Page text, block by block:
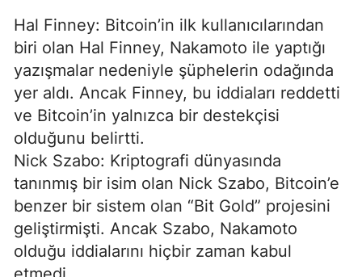
Hal Finney: Bitcoin’in ilk kullanıcılarından
biri olan Hal Finney, Nakamoto ile yaptığı
yazışmalar nedeniyle şüphelerin odağında
yer aldı. Ancak Finney, bu iddiaları reddetti
ve Bitcoin’in yalnızca bir destekçisi
olduğunu belirtti.
Nick Szabo: Kriptografi dünyasında
tanınmış bir isim olan Nick Szabo, Bitcoin’e
benzer bir sistem olan “Bit Gold” projesini
geliştirmişti. Ancak Szabo, Nakamoto
olduğu iddialarını hiçbir zaman kabul